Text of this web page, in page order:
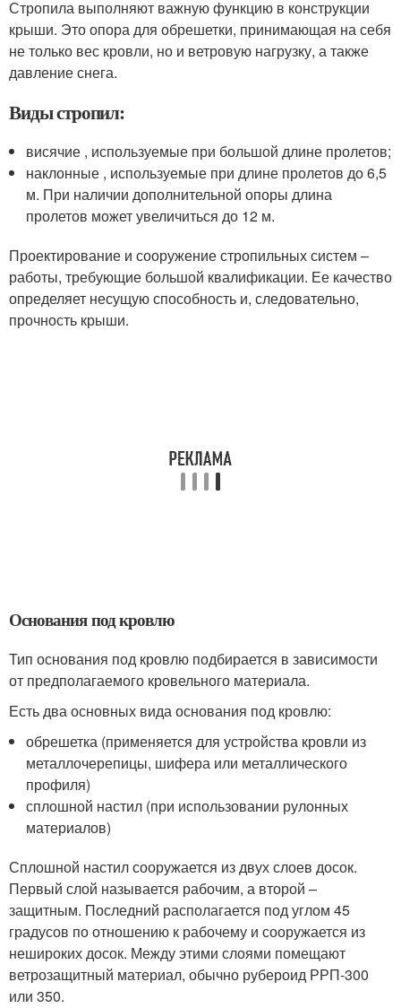
Стропила выполняют важную функцию в конструкции
крыши. Это опора для обрешетки, принимающая на себя
не только вес кровли, но и ветровую нагрузку, а также
давление снега.
Виды стропил:
висячие , используемые при большой длине пролетов;
наклонные , используемые при длине пролетов до 6,5
м. При наличии дополнительной опоры длина
пролетов может увеличиться до 12 м.
Проектирование и сооружение стропильных систем –
работы, требующие большой квалификации. Ее качество
определяет несущую способность и, следовательно,
прочность крыши.
Основания под кровлю
Тип основания под кровлю подбирается в зависимости
от предполагаемого кровельного материала.
Есть два основных вида основания под кровлю:
обрешетка (применяется для устройства кровли из
металлочерепицы, шифера или металлического
профиля)
сплошной настил (при использовании рулонных
материалов)
Сплошной настил сооружается из двух слоев досок.
Первый слой называется рабочим, а второй –
защитным. Последний располагается под углом 45
градусов по отношению к рабочему и сооружается из
нешироких досок. Между этими слоями помещают
ветрозащитный материал, обычно рубероид РРП-300
или 350.